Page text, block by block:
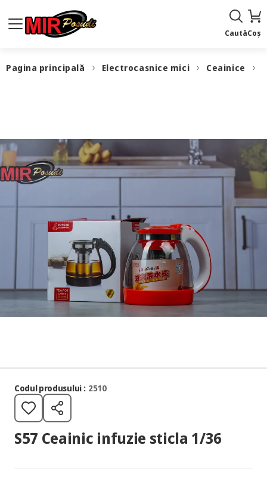
CautăCoș
Pagina principală Electrocasnice mici Ceainice
Codul produsului : 2510
S57 Ceainic infuzie sticla 1/36